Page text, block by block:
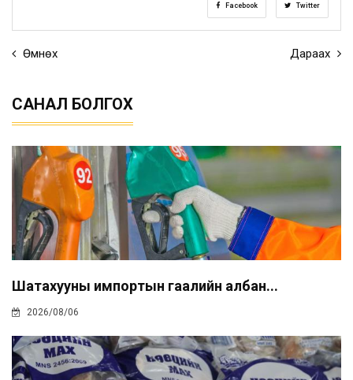
Facebook Twitter
Өмнөх Дараах
САНАЛ БОЛГОХ
Шатахууны импортын гаалийн албан...
2026/08/06